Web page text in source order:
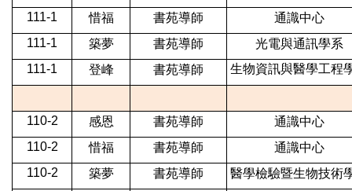
111-1
惜福 書苑導師
通識中心
111-1
築夢 書苑導師
光電與通訊學系
111-1
登峰 書苑導師 生物資訊與醫學工程
110-2 感恩 書苑導師
通識中心
110-2
惜福 書苑導師
通識中心
110-2
築夢 書苑導師
醫學檢驗暨生物技術